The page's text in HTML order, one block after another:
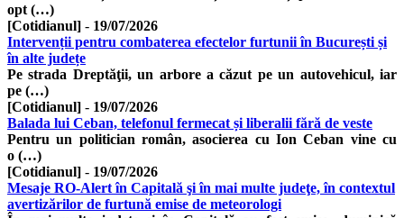
opt (…)
[Cotidianul] - 19/07/2026
Intervenții pentru combaterea efectelor furtunii în București și
în alte județe
Pe strada Dreptăţii, un arbore a căzut pe un autovehicul, iar
pe (…)
[Cotidianul] - 19/07/2026
Balada lui Ceban, telefonul fermecat și liberalii fără de veste
Pentru un politician român, asocierea cu Ion Ceban vine cu
o (…)
[Cotidianul] - 19/07/2026
Mesaje RO-Alert în Capitală şi în mai multe judeţe, în contextul
avertizărilor de furtună emise de meteorologi